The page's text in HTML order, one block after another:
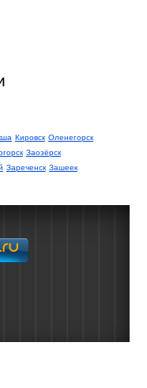
Кировск Оленегорск
Заозёрск
Зареченск Зашеек